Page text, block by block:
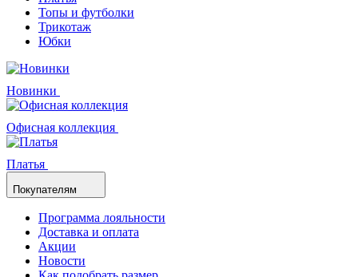
Топы и футболки
Трикотаж
Юбки
Новинки
Офисная коллекция
Платья
Покупателям
Программа лояльности
Доставка и оплата
Акции
Новости